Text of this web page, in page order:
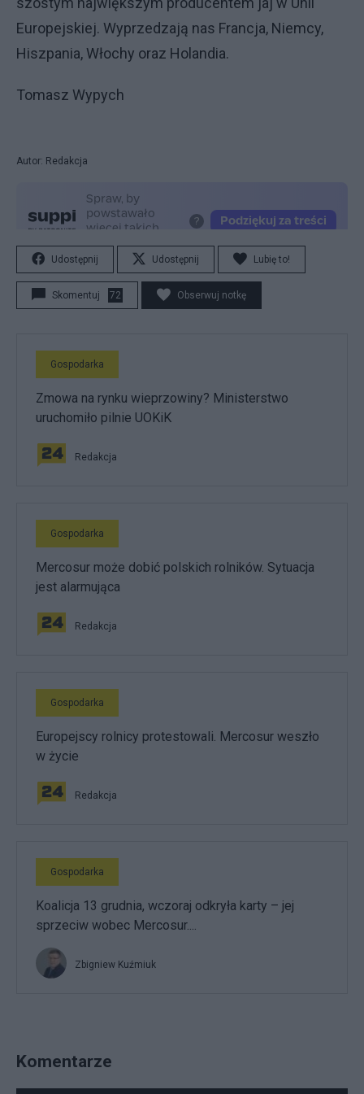
Europejskiej. Wyprzedzają nas Francja, Niemcy,
Hiszpania, Włochy oraz Holandia.
Tomasz Wypych
Autor: Redakcja
Udostępnij Udostępnij Lubię to!
Skomentuj 72 Obserwuj notkę
Gospodarka
Zmowa na rynku wieprzowiny? Ministerstwo
uruchomiło pilnie UOKiK
Redakcja
Gospodarka
Mercosur może dobić polskich rolników. Sytuacja
jest alarmująca
Redakcja
Gospodarka
Europejscy rolnicy protestowali. Mercosur weszło
w życie
Redakcja
Gospodarka
Koalicja 13 grudnia, wczoraj odkryła karty – jej
sprzeciw wobec Mercosur....
Zbigniew Kuźmiuk
Komentarze